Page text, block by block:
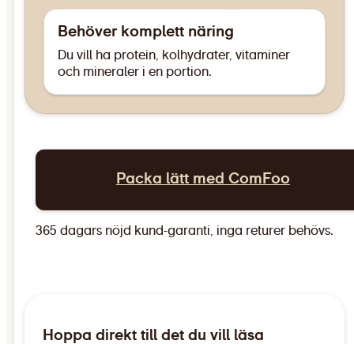
Behöver komplett näring
Du vill ha protein, kolhydrater, vitaminer
och mineraler i en portion.
Packa lätt med ComFoo
365 dagars nöjd kund-garanti, inga returer behövs.
Hoppa direkt till det du vill läsa